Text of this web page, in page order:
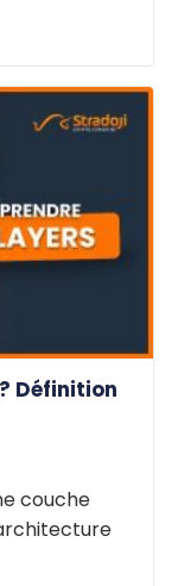
Définition
couche